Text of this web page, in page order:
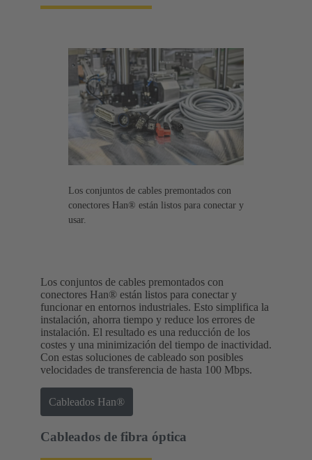
Los conjuntos de cables premontados con
conectores Han® están listos para conectar y
usar.
Los conjuntos de cables premontados con
conectores Han® están listos para conectar y
funcionar en entornos industriales. Esto simplifica la
instalación, ahorra tiempo y reduce los errores de
instalación. El resultado es una reducción de los
costes y una minimización del tiempo de inactividad.
Con estas soluciones de cableado son posibles
velocidades de transferencia de hasta 100 Mbps.
Cableados Han®
Cableados de fibra óptica